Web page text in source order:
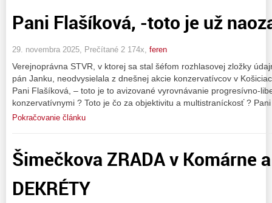
Pani Flašíková, -toto je už
29. novembra 2025, Prečítané 2 174x, feren
Verejnoprávna STVR, v ktorej sa stal šéfom rozhlasovej zložky
pán Janku, neodvysielala z dnešnej akcie konzervatívcov v
Pani Flašíková, – toto je to avizované vyrovnávanie progresívno-
konzervatívnymi ? Toto je čo za objektivitu a multistraníckosť ?
Pokračovanie článku
Šimečkova ZRADA v Komárne
DEKRÉTY